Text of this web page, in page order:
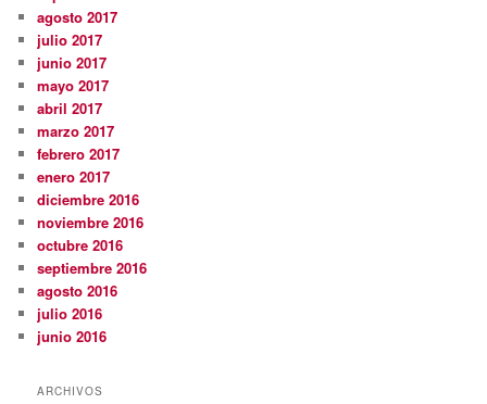
agosto 2017
julio 2017
junio 2017
mayo 2017
abril 2017
marzo 2017
febrero 2017
enero 2017
diciembre 2016
noviembre 2016
octubre 2016
septiembre 2016
agosto 2016
julio 2016
junio 2016
ARCHIVOS